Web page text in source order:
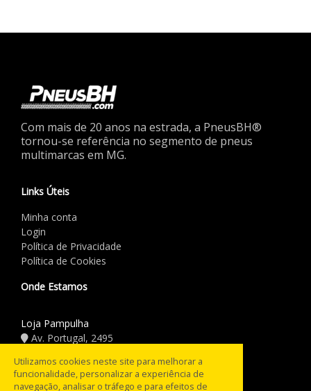
Com mais de 20 anos na estrada, a PneusBH®
tornou-se referência no segmento de pneus
multimarcas em MG.
Links Úteis
Minha conta
Login
Política de Privacidade
Política de Cookies
Onde Estamos
Loja Pampulha
Av. Portugal, 2495
Horário de Funcionamento
Utilizamos cookies neste site para melhorar a
funcionalidade, personalizar a experiência de
navegação, analisar o tráfego e para efeitos de